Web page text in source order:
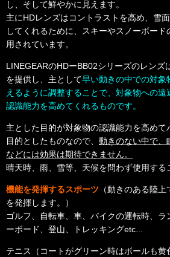
し、そして鮮やかに見えます。
主にHDレンズはコントラストを高め、雪
してくれるために、スキーやスノーボー
用されています。
LINEGEARのHDーBB02シリーズのレンズ
を提供し、主として早い動きの中での対象
えるように調整することで、対象物への
認識能力を高めてくれるものです。
主とした目的が対象物の認識能力を高めて
目的としたものなので、 動きのない中で、
などには効果は期待できません。
晴天時、雨、雪等、天候を問わず使用する
機能を発揮するスポーツ （動きのある陸
を発揮します。）
ゴルフ、自転車、車、バイクの運転時、ラ
ーボード、登山、トレッキングetc...
テニス（コートがグリーン時はボールも黄